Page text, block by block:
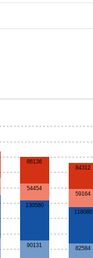
90131 82584
130580
118080
54454
59164
86136
84312